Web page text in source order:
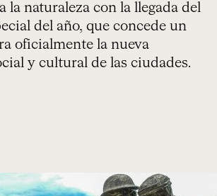
la naturaleza con la llegada del
del año, que concede un
oficialmente la nueva
y cultural de las ciudades.